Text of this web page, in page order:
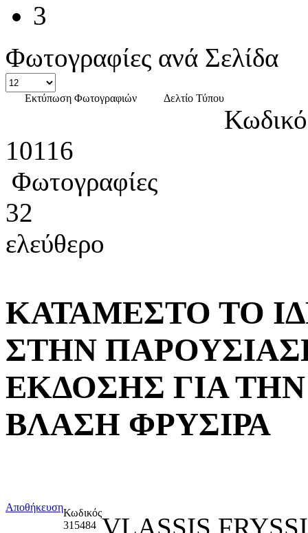
3
Φωτογραφίες ανά Σελίδα
Εκτύπωση Φωτογραφιών Δελτίο Τύπου
10116
Φωτογραφίες
32
ελεύθερο
ΚΑΤΑΜΕΣΤΟ ΤΟ
ΣΤΗΝ
ΕΚΔΟΣΗΣ ΓΙΑ
ΒΛΑΣΗ ΦΡΥΣΙΡΑ
ΑποθήκευσηΚωδικός
315484 VLASSIS